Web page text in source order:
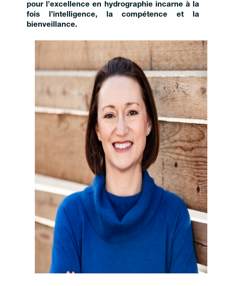
pour l’excellence en hydrographie incarne à la
fois l’intelligence, la compétence et la
bienveillance.